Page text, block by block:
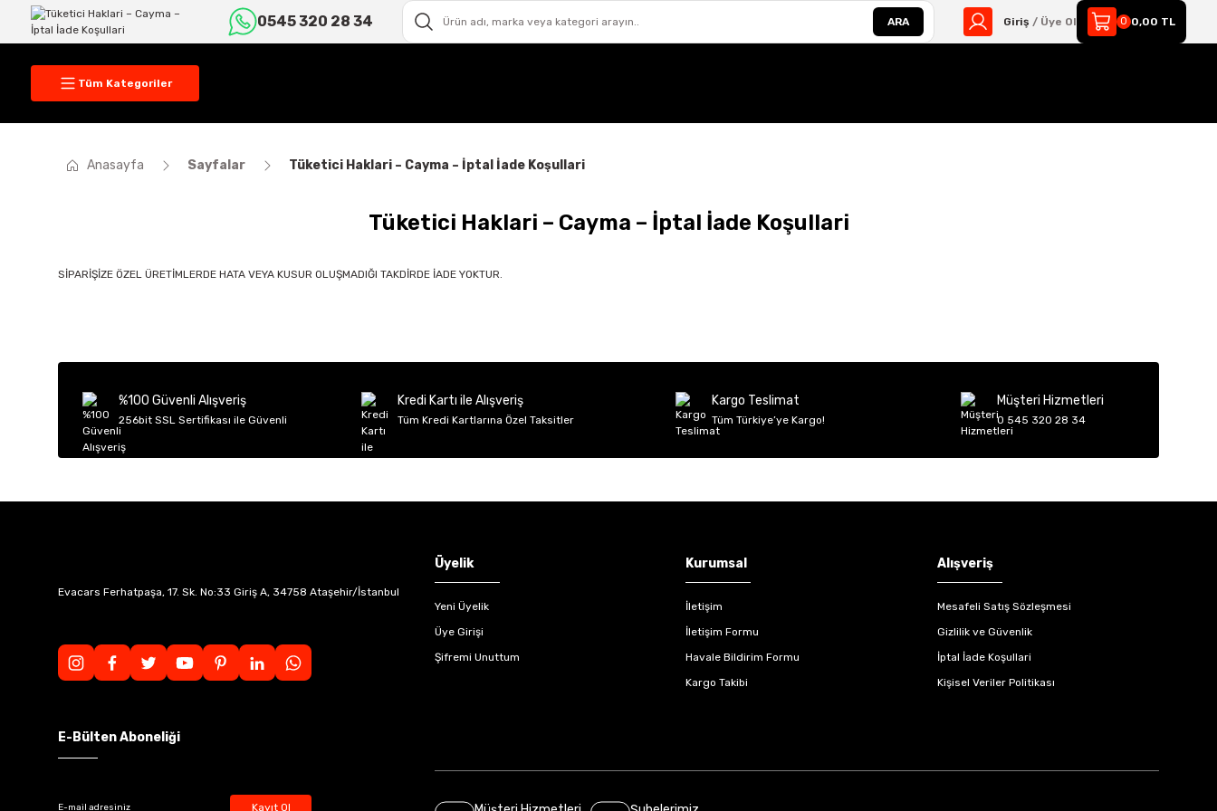
0545 320 28 34 ARA Giriş / Üye Ol 0 0,00 TL
Tüm Kategoriler
Anasayfa Sayfalar Tüketici Haklari – Cayma – İptal İade Koşullari
Tüketici Haklari – Cayma – İptal İade Koşullari
SİPARİŞİZE ÖZEL ÜRETİMLERDE HATA VEYA KUSUR OLUŞMADIĞI TAKDİRDE İADE YOKTUR.
%100 Güvenli Alışveriş
256bit SSL Sertifikası ile Güvenli
Kredi Kartı ile Alışveriş
Tüm Kredi Kartlarına Özel Taksitler
Kargo Teslimat
Tüm Türkiye’ye Kargo!
Müşteri Hizmetleri
0 545 320 28 34
Evacars Ferhatpaşa, 17. Sk. No:33 Giriş A, 34758 Ataşehir/İstanbul
Üyelik
Yeni Üyelik
Üye Girişi
Şifremi Unuttum
Kurumsal
İletişim
İletişim Formu
Havale Bildirim Formu
Kargo Takibi
Alışveriş
Mesafeli Satış Sözleşmesi
Gizlilik ve Güvenlik
İptal İade Koşullari
Kişisel Veriler Politikası
E-Bülten Aboneliği
Kayıt Ol